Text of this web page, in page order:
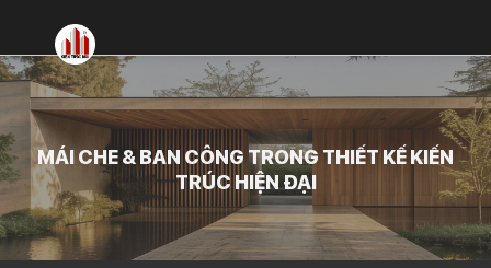
nội
dung
MÁI CHE & BAN CÔNG TRONG THIẾT KẾ KIẾN
TRÚC HIỆN ĐẠI